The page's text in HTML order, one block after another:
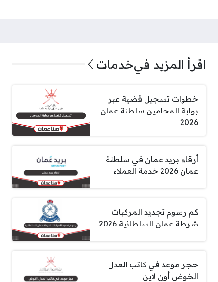
اقرأ المزيد فيخدمات
خطوات تسجيل قضية عبر
بوابة المحامين سلطنة عمان
2026
أرقام بريد عمان في سلطنة
عمان 2026 خدمة العملاء
كم رسوم تجديد المركبات
شرطة عمان السلطانية 2026
حجز موعد في كاتب العدل
الخوض أون لاين